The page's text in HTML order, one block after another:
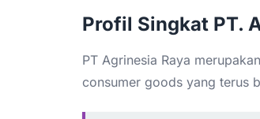
Profil Singkat PT.
PT Agrinesia Raya
consumer goods yang terus